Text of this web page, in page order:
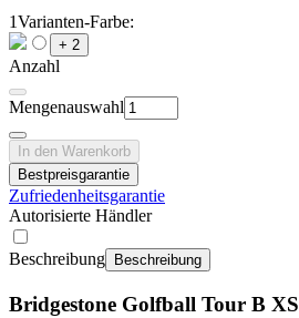
1Varianten-Farbe:
+ 2
Anzahl
Mengenauswahl
In den Warenkorb
Bestpreisgarantie
Zufriedenheitsgarantie
Autorisierte Händler
Beschreibung Beschreibung
Bridgestone Golfball Tour B XS